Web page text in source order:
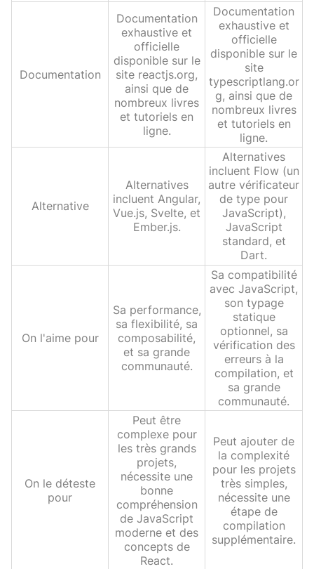
Documentation
Documentation
exhaustive et
officielle
disponible sur le
site reactjs.org,
ainsi que de
nombreux livres
et tutoriels en
ligne.
Documentation
exhaustive et
officielle
disponible sur le
site
typescriptlang.or
g, ainsi que de
nombreux livres
et tutoriels en
ligne.
Alternative
Alternatives
incluent Angular,
Vue.js, Svelte, et
Ember.js.
Alternatives
incluent Flow (un
autre vérificateur
de type pour
JavaScript),
JavaScript
standard, et
Dart.
On l'aime pour
Sa performance,
sa flexibilité, sa
composabilité,
et sa grande
communauté.
Sa compatibilité
avec JavaScript,
son typage
statique
optionnel, sa
vérification des
erreurs à la
compilation, et
sa grande
communauté.
On le déteste
pour
Peut être
complexe pour
les très grands
projets,
nécessite une
bonne
compréhension
de JavaScript
moderne et des
concepts de
React.
Peut ajouter de
la complexité
pour les projets
très simples,
nécessite une
étape de
compilation
supplémentaire.